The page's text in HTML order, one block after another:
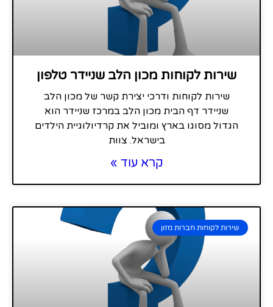
שירות לקוחות מכון הלב שניידר טלפון
שירות לקוחות ודרכי יצירת קשר של מכון הלב
שניידר דף הבית מכון הלב במרכז שניידר הוא
הגדול מסוגו בארץ ומוביל את קרדיולוגיית הילדים
בישראל. צוות
קרא עוד »
שירות לקוחות חברות מזון